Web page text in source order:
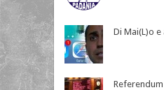
Di Mai(L)o